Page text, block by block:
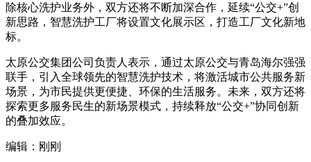
除核心洗护业务外，双方还将不断加深合作，延续“公交+”创
新思路，智慧洗护工厂将设置文化展示区，打造工厂文化新地
标。
太原公交集团公司负责人表示，通过太原公交与青岛海尔强强
联手，引入全球领先的智慧洗护技术，将激活城市公共服务新
场景，为市民提供更便捷、环保的生活服务。未来，双方还将
探索更多服务民生的新场景模式，持续释放“公交+”协同创新
的叠加效应。
编辑：刚刚